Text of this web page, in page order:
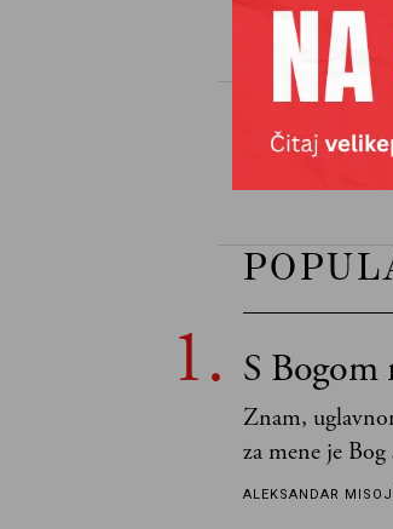
Marko Prelević
TAGOVI:
S
Znam,
za mene je
tek retki mogu
ALEKSANDAR